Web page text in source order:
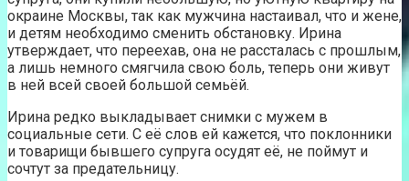
окраине Москвы, так как мужчина настаивал, что и жене,
и детям необходимо сменить обстановку. Ирина
утверждает, что переехав, она не рассталась с прошлым,
а лишь немного смягчила свою боль, теперь они живут
в ней всей своей большой семьёй.
Ирина редко выкладывает снимки с мужем в
социальные сети. С её слов ей кажется, что поклонники
и товарищи бывшего супруга осудят её, не поймут и
сочтут за предательницу.